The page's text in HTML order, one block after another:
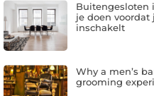
Buitengesloten
je doen voordat
inschakelt
Why a men’s
grooming